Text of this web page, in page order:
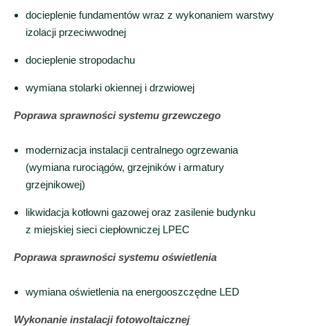
docieplenie fundamentów wraz z wykonaniem warstwy
izolacji przeciwwodnej
docieplenie stropodachu
wymiana stolarki okiennej i drzwiowej
Poprawa sprawności systemu grzewczego
modernizacja instalacji centralnego ogrzewania
(wymiana rurociągów, grzejników i armatury
grzejnikowej)
likwidacja kotłowni gazowej oraz zasilenie budynku
z miejskiej sieci ciepłowniczej LPEC
Poprawa sprawności systemu oświetlenia
wymiana oświetlenia na energooszczędne LED
Wykonanie instalacji fotowoltaicznej